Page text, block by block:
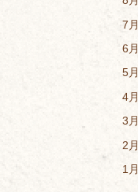
7月
6月
5月
4月
3月
2月
1月